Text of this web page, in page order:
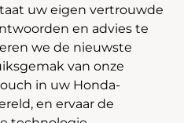
uw eigen vertrouwde
en advies te
we de nieuwste
van onze
in uw Honda-
en ervaar de